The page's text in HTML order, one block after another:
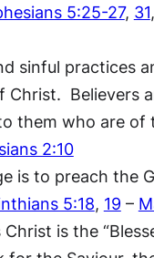
5:25-27, 31,
sinful practices
Believers
them who are of
2:10
is to preach the
5:18, 19 –
is the